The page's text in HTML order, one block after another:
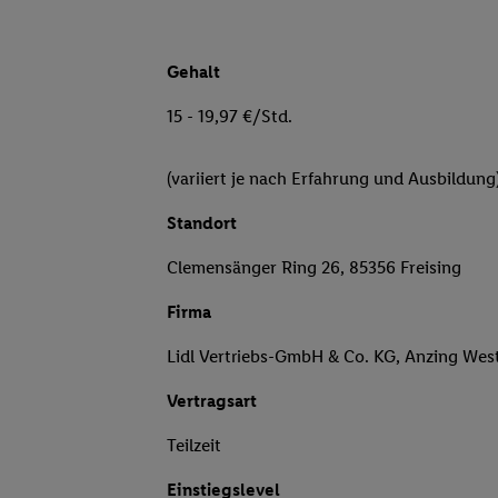
Gehalt
15 - 19,97 €/Std.
(variiert je nach Erfahrung und
Standort
Clemensänger Ring 26, 85356 Freising
Firma
Lidl Vertriebs-GmbH & Co. KG, Anzing
Vertragsart
Teilzeit
Einstiegslevel